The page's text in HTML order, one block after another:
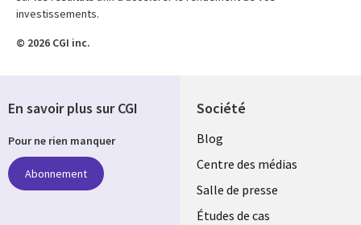
investissements.
© 2026 CGI inc.
Société
Useful
links
LUXEMBOURG
Blog
Centre des médias
Salle de presse
Études de cas
En savoir plus sur CGI
Pour ne rien manquer
Abonnement